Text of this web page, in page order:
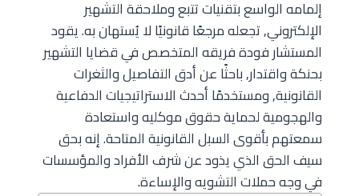
إلمامه الواسع بتقنيات تتبع وملاحقة التشهير
الإلكتروني, تجعله مرجعًا قانونيًا لا يُستهان به. يقود
المستشار فودة فريقه المتخصص في قضايا التشهير
بحنكة واقتدار, باحثًا عن أدق التفاصيل والثغرات
القانونية, ومستخدمًا أحدث الاستراتيجيات الدفاعية
والهجومية لحماية حقوق موكليه واستعادة
سمعتهم بأقوى السبل القانونية المتاحة. إنه بحق
سيف الحق الذي يذود عن شرف الأفراد والمؤسسات
في وجه حملات التشويه والإساءة.